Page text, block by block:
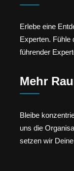
Erlebe eine
Experten. Fühle
führender
Mehr
Bleibe
uns die
setzen wir